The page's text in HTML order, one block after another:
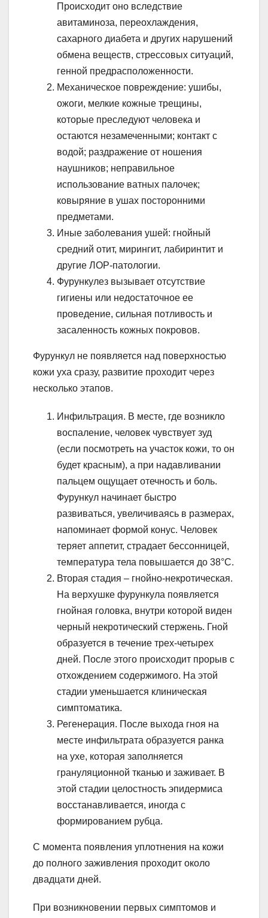
Происходит оно вследствие
авитаминоза, переохлаждения,
сахарного диабета и других нарушений
обмена веществ, стрессовых ситуаций,
генной предрасположенности.
Механическое повреждение: ушибы,
ожоги, мелкие кожные трещины,
которые преследуют человека и
остаются незамеченными; контакт с
водой; раздражение от ношения
наушников; неправильное
использование ватных палочек;
ковыряние в ушах посторонними
предметами.
Иные заболевания ушей: гнойный
средний отит, мирингит, лабиринтит и
другие ЛОР-патологии.
Фурункулез вызывает отсутствие
гигиены или недостаточное ее
проведение, сильная потливость и
засаленность кожных покровов.
Фурункул не появляется над поверхностью
кожи уха сразу, развитие проходит через
несколько этапов.
Инфильтрация. В месте, где возникло
воспаление, человек чувствует зуд
(если посмотреть на участок кожи, то он
будет красным), а при надавливании
пальцем ощущает отечность и боль.
Фурункул начинает быстро
развиваться, увеличиваясь в размерах,
напоминает формой конус. Человек
теряет аппетит, страдает бессонницей,
температура тела повышается до 38°С.
Вторая стадия – гнойно-некротическая.
На верхушке фурункула появляется
гнойная головка, внутри которой виден
черный некротический стержень. Гной
образуется в течение трех-четырех
дней. После этого происходит прорыв с
отхождением содержимого. На этой
стадии уменьшается клиническая
симптоматика.
Регенерация. После выхода гноя на
месте инфильтрата образуется ранка
на ухе, которая заполняется
грануляционной тканью и заживает. В
этой стадии целостность эпидермиса
восстанавливается, иногда с
формированием рубца.
С момента появления уплотнения на кожи
до полного заживления проходит около
двадцати дней.
При возникновении первых симптомов и